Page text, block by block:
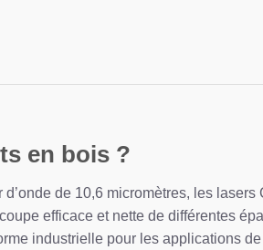
en bois ?
de 10,6 micromètres, les lasers
efficace et nette de différentes
industrielle pour les applications